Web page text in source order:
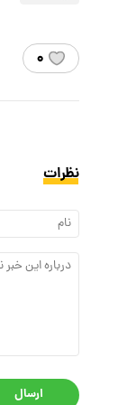
۰
نظرات
ارسال